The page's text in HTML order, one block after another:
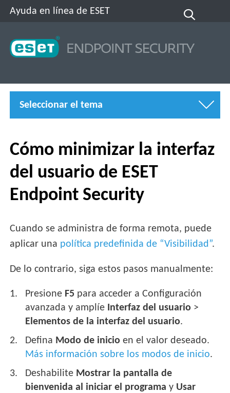
Ayuda en línea de ESET
Seleccionar el tema
Cómo minimizar la interfaz
del usuario de ESET
Endpoint Security
Cuando se administra de forma remota, puede
aplicar una política predefinida de “Visibilidad”.
De lo contrario, siga estos pasos manualmente:
Presione F5 para acceder a Configuración
avanzada y amplíe Interfaz del usuario >
Elementos de la interfaz del usuario.
Defina Modo de inicio en el valor deseado.
Más información sobre los modos de inicio.
Deshabilite Mostrar la pantalla de
bienvenida al iniciar el programa y Usar